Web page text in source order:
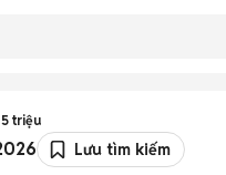
triệu
Lưu tìm kiếm